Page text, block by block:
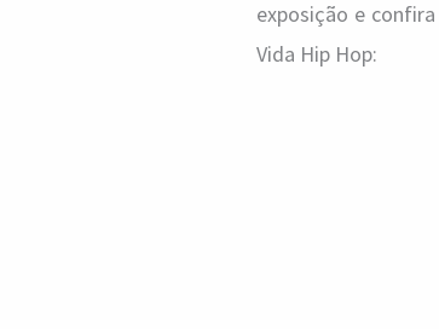
exposição e
Vida Hip Hop: